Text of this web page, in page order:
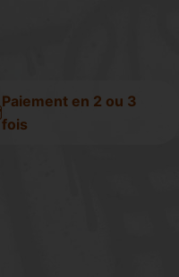
Paiement en 2 ou 3
fois